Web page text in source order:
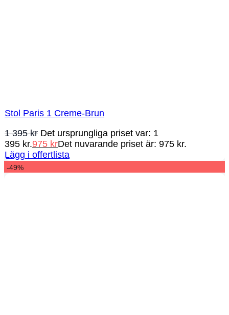
Stol Paris 1 Creme-Brun
1 395kr Det ursprungliga priset var: 1
395 kr.975 krDet nuvarande priset är: 975 kr.
Lägg i offertlista
-49%